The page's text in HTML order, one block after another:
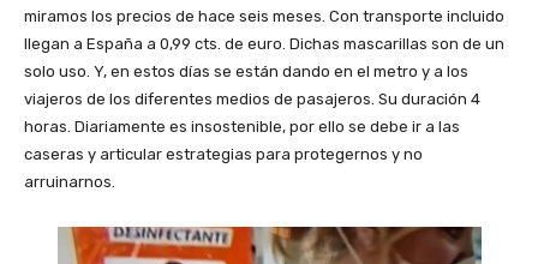
miramos los precios de hace seis meses. Con transporte incluido
llegan a España a 0,99 cts. de euro. Dichas mascarillas son de un
solo uso. Y, en estos días se están dando en el metro y a los
viajeros de los diferentes medios de pasajeros. Su duración 4
horas. Diariamente es insostenible, por ello se debe ir a las
caseras y articular estrategias para protegernos y no
arruinarnos.